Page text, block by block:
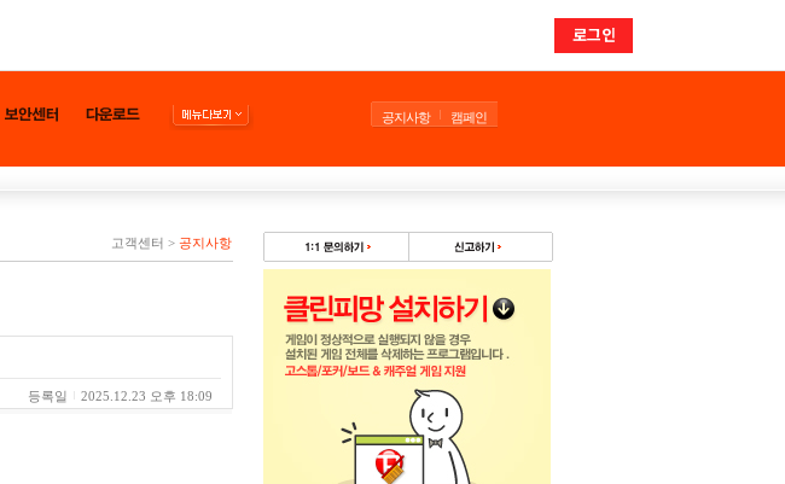
로그인
공지사항 캠페인
고객센터 > 공지사항
등록일 2025.12.23 오후 18:09